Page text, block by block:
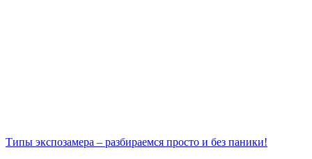
Типы экспозамера – разбираемся просто и без паники!